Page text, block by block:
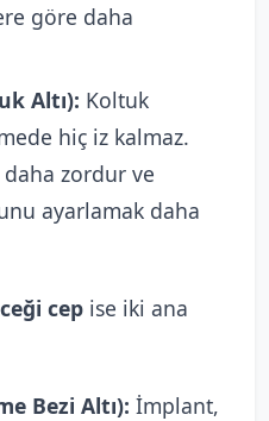
göre daha
Altı): Koltuk
hiç iz kalmaz.
zordur ve
ayarlamak daha
cep ise iki ana
Bezi Altı): İmplant,